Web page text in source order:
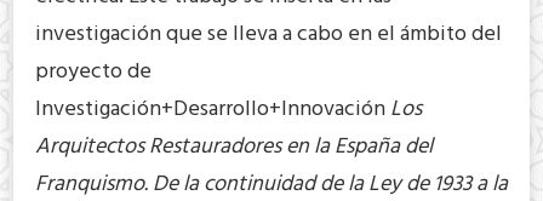
investigación que se lleva a cabo en el ámbito del
proyecto de
Investigación+Desarrollo+InnovaciónLos
Arquitectos Restauradores en la España del
Franquismo. De la continuidad de la Ley de 1933 a la